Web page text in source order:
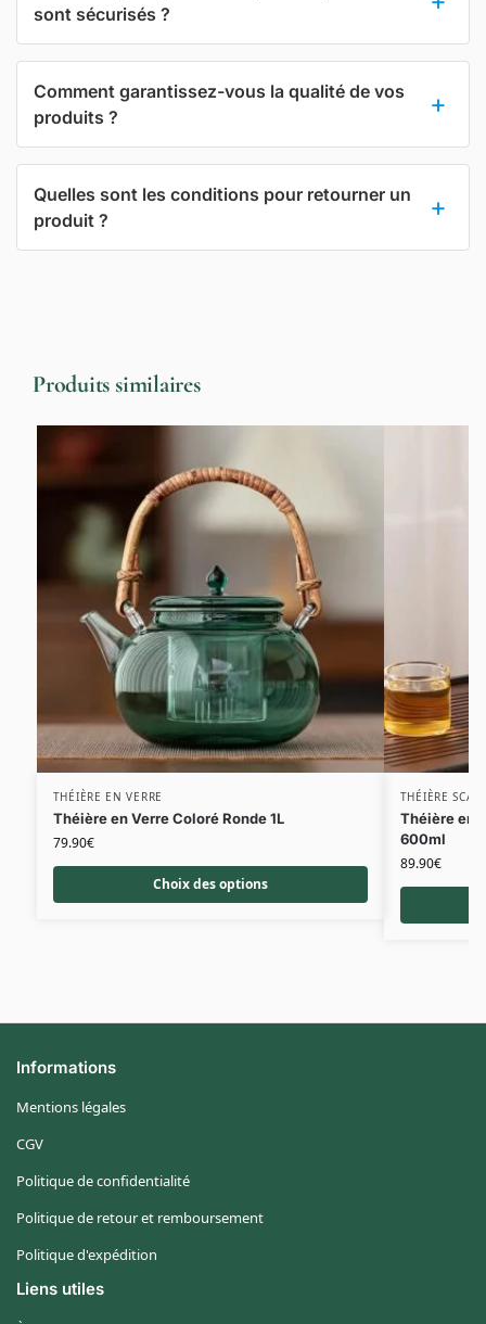
sont sécurisés ?
Comment garantissez-vous la qualité de vos
produits ?
Quelles sont les conditions pour retourner un
produit ?
Produits similaires
THÉIÈRE EN VERRE
Théière en Verre Coloré Ronde 1L
79.90€
Choix des options
THÉIÈRE
Théière en
600ml
89.90€
Informations
Mentions légales
CGV
Politique de confidentialité
Politique de retour et remboursement
Politique d'expédition
Liens utiles